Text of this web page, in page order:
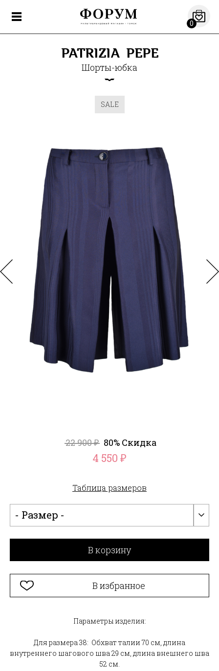
0
PATRIZIA PEPE
Шорты-юбка
SALE
22 900₽ 80% Скидка
4 550 ₽
Таблица размеров
- Размер -
В корзину
В избранное
Параметры изделия:
Для размера 38: Обхват талии 70 см, длина
внутреннего шагового шва 29 см, длина внешнего шва
52 см.